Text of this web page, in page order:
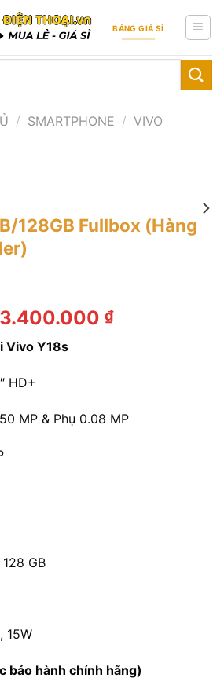
BẢNG GIÁ SỈ
/ SMARTPHONE / VIVO
128GB Fullbox (Hàng
Giá
gốc
₫.
3.400.000₫Giá
Vivo Y18s
HD+
MP & Phụ 0.08 MP
GB
, 15W
bảo hành chính hãng)